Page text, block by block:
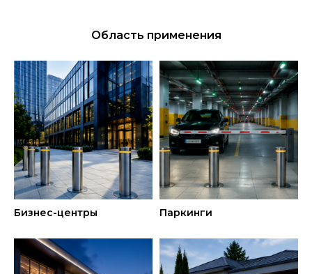
Область применения
Бизнес-центры Паркинги